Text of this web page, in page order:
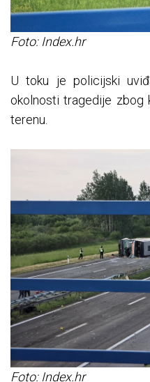
Foto: Index.hr
U toku je policijski
okolnosti tragedije zbog
terenu.
Foto: Index.hr